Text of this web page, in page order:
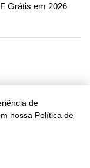
de
nossa Política de
Grátis em 2026
1342